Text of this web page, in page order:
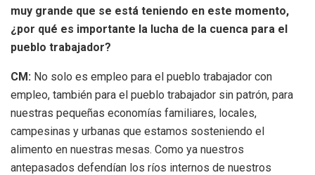
muy grande que se está teniendo en este momento,
¿por qué es importante la lucha de la cuenca para el
pueblo trabajador?
CM: No solo es empleo para el pueblo trabajador con
empleo, también para el pueblo trabajador sin patrón, para
nuestras pequeñas economías familiares, locales,
campesinas y urbanas que estamos sosteniendo el
alimento en nuestras mesas. Como ya nuestros
antepasados defendían los ríos internos de nuestros